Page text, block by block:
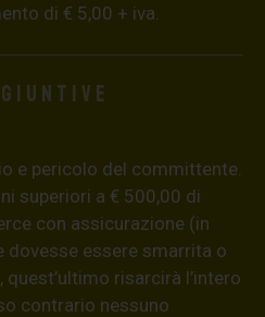
di € 5,00 + iva.
e pericolo del committente.
superiori a € 500,00 di
con assicurazione (in
dovesse essere smarrita o
risarcirà l’intero
contrario nessuno